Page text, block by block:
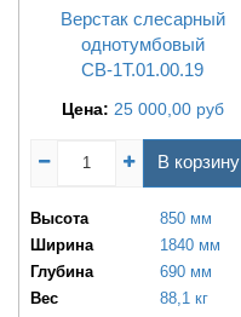
Верстак слесарный
однотумбовый
СВ-1Т.01.00.19
Цена: 25 000,00 руб
В корзину
Высота
850 мм
Ширина
1840 мм
Глубина
690 мм
Вес
88,1 кг